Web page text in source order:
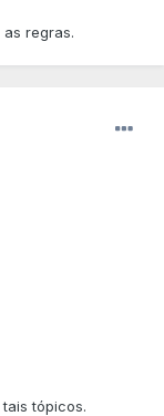
regras.
tópicos.